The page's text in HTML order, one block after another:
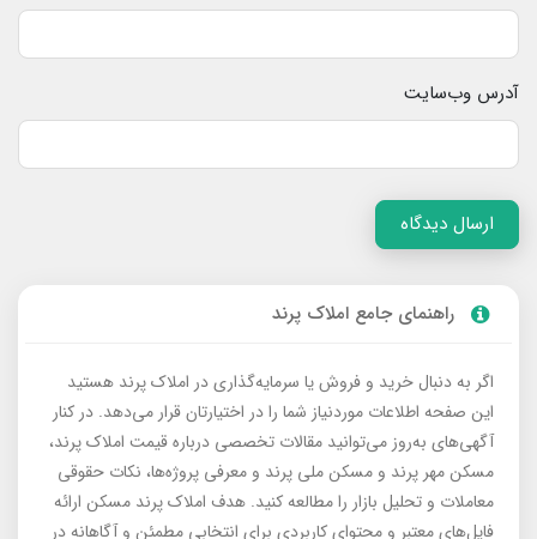
آدرس وب‌سایت
ارسال دیدگاه
راهنمای جامع املاک پرند
اگر به دنبال خرید و فروش یا سرمایه‌گذاری در املاک پرند هستید
این صفحه اطلاعات موردنیاز شما را در اختیارتان قرار می‌دهد. در کنار
آگهی‌های به‌روز می‌توانید مقالات تخصصی درباره قیمت املاک پرند،
مسکن مهر پرند و مسکن ملی پرند و معرفی پروژه‌ها، نکات حقوقی
معاملات و تحلیل بازار را مطالعه کنید. هدف املاک پرند مسکن ارائه
فایل‌های معتبر و محتوای کاربردی برای انتخابی مطمئن و آگاهانه در